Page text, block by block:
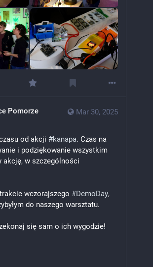
Mar 30, 2025
Pomorze
od akcji #kanapa. Czas na
i podziękowanie wszystkim
akcję, w szczególności
wczorajszego #DemoDay,
do naszego warsztatu.
się sam o ich wygodzie!